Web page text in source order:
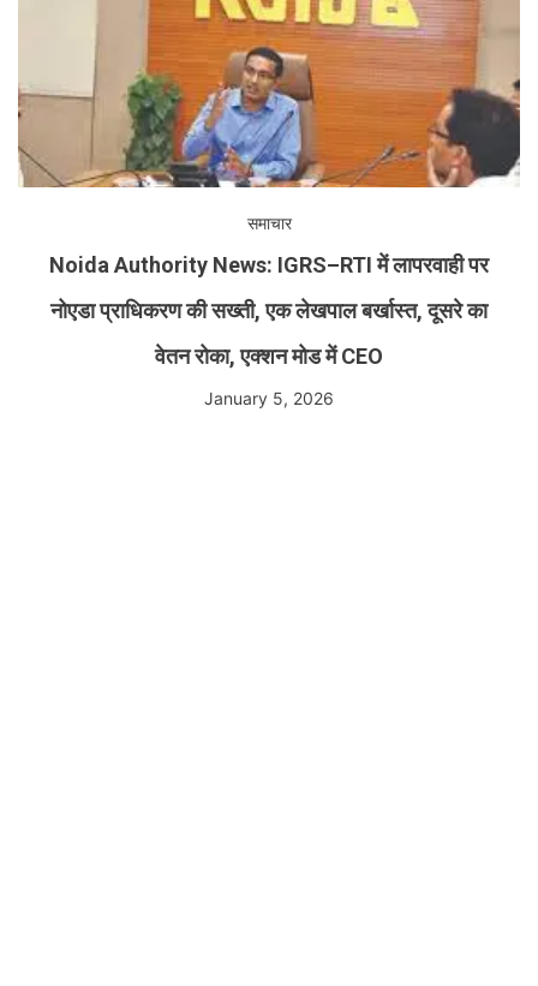
समाचार
Noida Authority News: IGRS–RTI में लापरवाही पर
नोएडा प्राधिकरण की सख्ती, एक लेखपाल बर्खास्त, दूसरे का
वेतन रोका, एक्शन मोड में CEO
January 5, 2026